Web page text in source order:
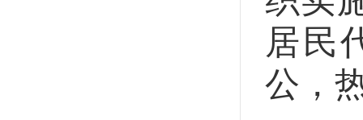
居民
公，